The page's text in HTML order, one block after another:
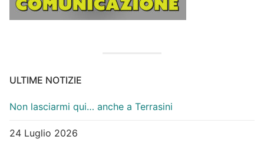
ULTIME NOTIZIE
Non lasciarmi qui… anche a Terrasini
24 Luglio 2026